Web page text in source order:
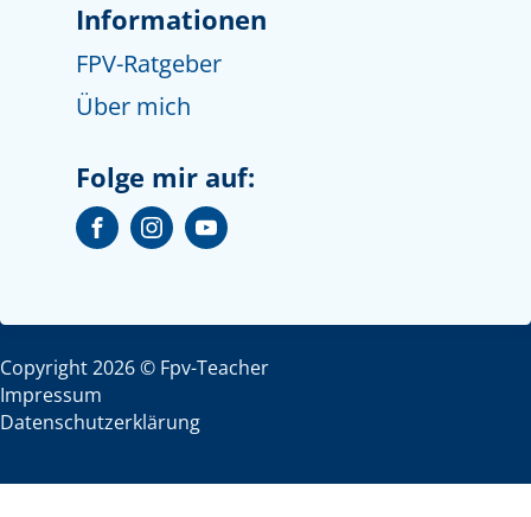
Informationen
FPV-Ratgeber
Über mich
Folge mir auf:
Copyright2026© Fpv-Teacher
Impressum
Datenschutzerklärung